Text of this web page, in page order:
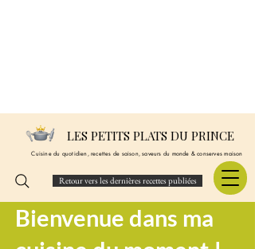
LES PETITS PLATS DU PRINCE
Cuisine du quotidien, recettes de saison, saveurs du monde & conserves maison
Retour vers les dernières recettes publiées
Bienvenue dans ma